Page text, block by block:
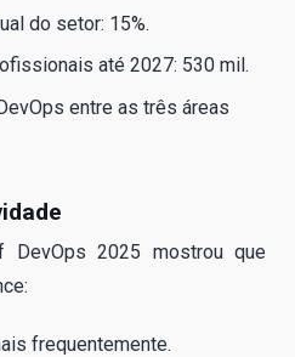
do setor: 15%.
até 2027: 530 mil.
entre as três áreas
DevOps 2025 mostrou que
frequentemente.